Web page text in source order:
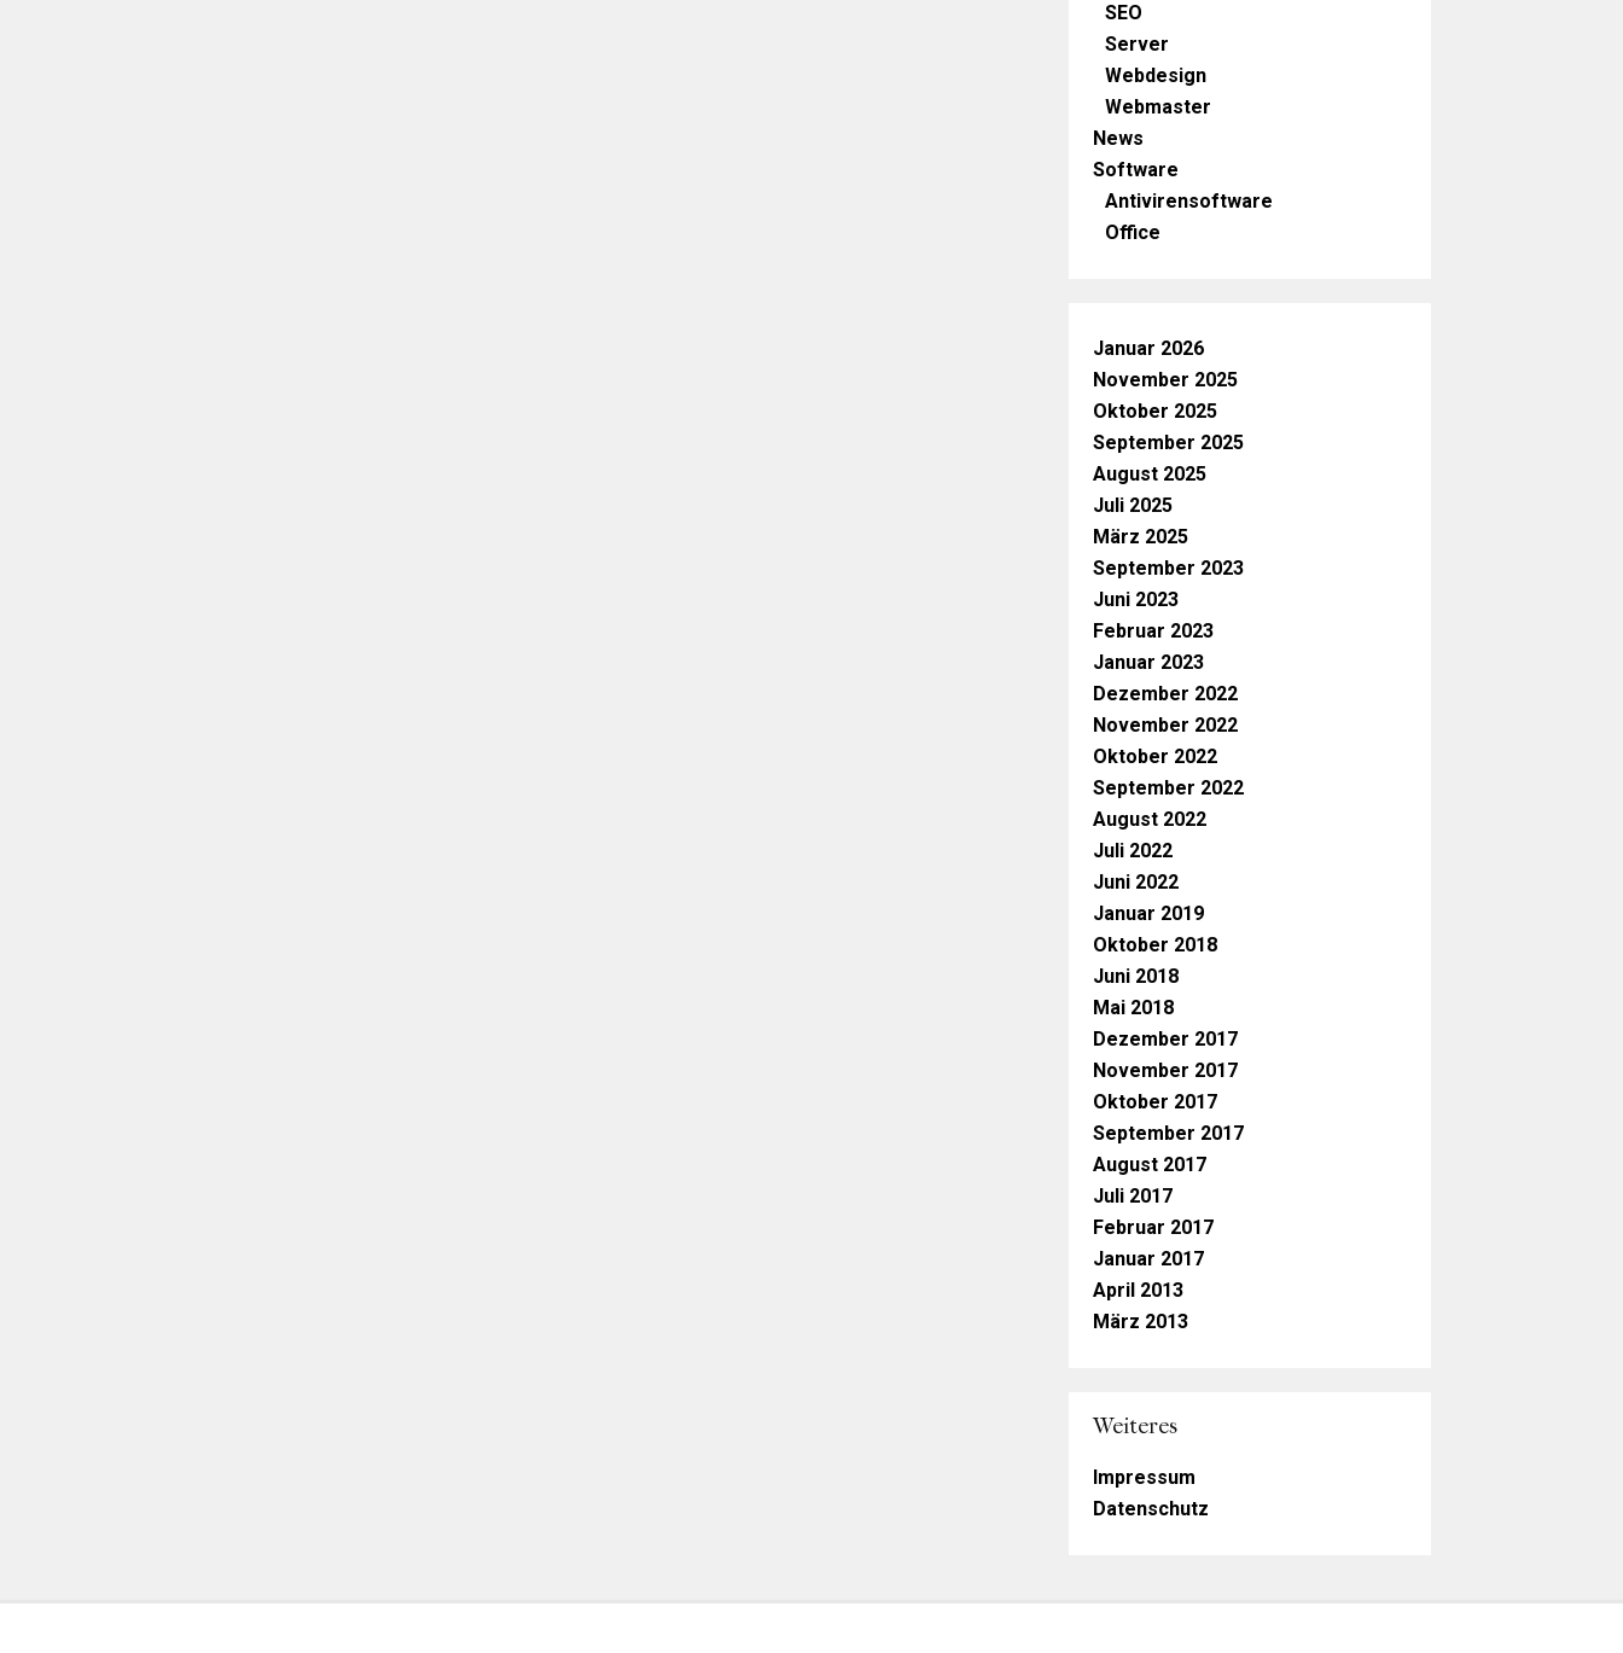
SEO
Server
Webdesign
Webmaster
News
Software
Antivirensoftware
Office
Januar 2026
November 2025
Oktober 2025
September 2025
August 2025
Juli 2025
März 2025
September 2023
Juni 2023
Februar 2023
Januar 2023
Dezember 2022
November 2022
Oktober 2022
September 2022
August 2022
Juli 2022
Juni 2022
Januar 2019
Oktober 2018
Juni 2018
Mai 2018
Dezember 2017
November 2017
Oktober 2017
September 2017
August 2017
Juli 2017
Februar 2017
Januar 2017
April 2013
März 2013
Weiteres
Impressum
Datenschutz